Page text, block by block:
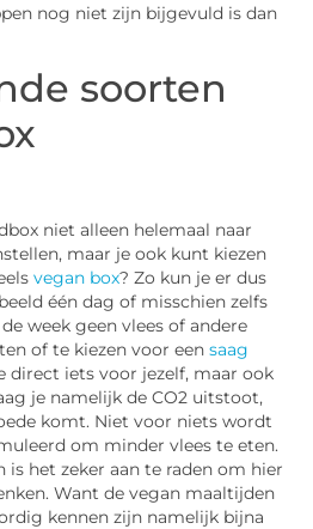
nog niet zijn bijgevuld is dan
soorten
niet alleen helemaal naar
maar je ook kunt kiezen
vegan box? Zo kun je er dus
één dag of misschien zelfs
week geen vlees of andere
of te kiezen voor eensaag
direct iets voor jezelf, maar ook
je namelijk de CO2 uitstoot,
komt. Niet voor niets wordt
om minder vlees te eten.
is het zeker aan te raden om hier
Want de vegan maaltijden
kennen zijn namelijk bijna